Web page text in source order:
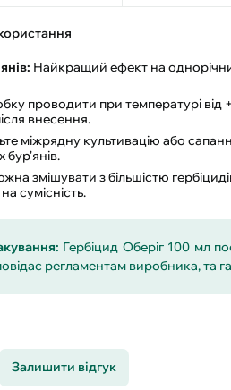
Найкращий ефект на
проводити при температурі від
внесення.
міжрядну культивацію або
бур'янів.
змішувати з більшістю
сумісність.
Гербіцид Оберіг 100 мл
регламентам виробника, та
Залишити відгук